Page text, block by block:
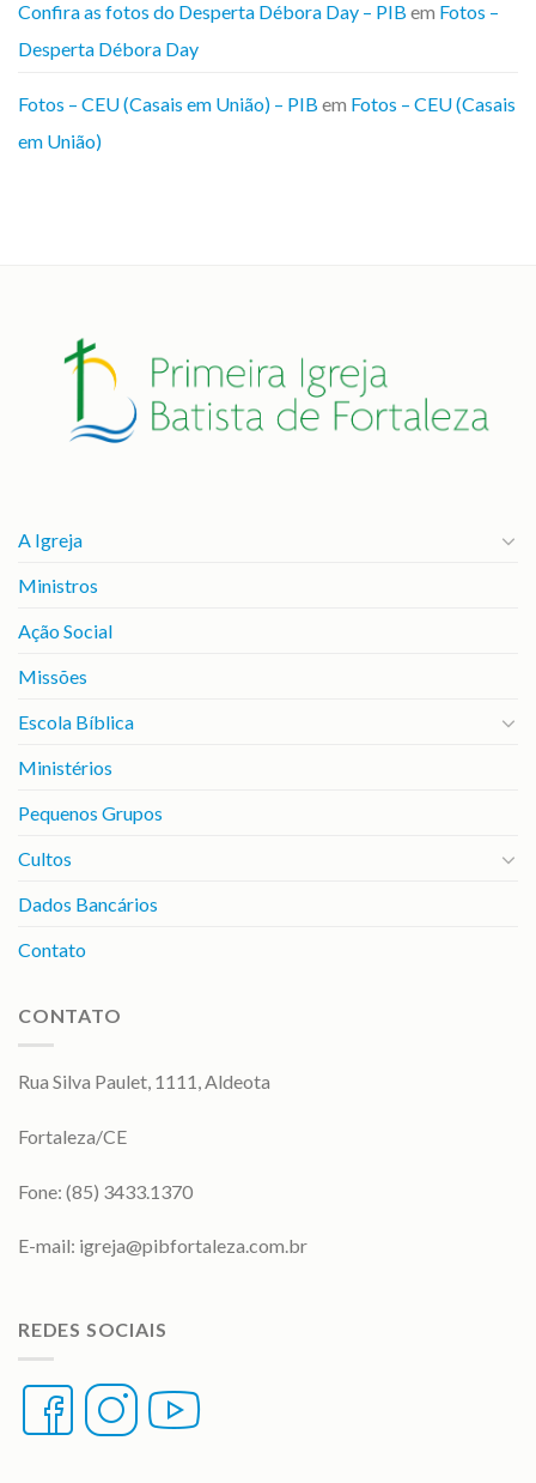
Confira as fotos do Desperta Débora Day – PIB em Fotos –
Desperta Débora Day
Fotos – CEU (Casais em União) – PIB em Fotos – CEU (Casais
em União)
A Igreja
Ministros
Ação Social
Missões
Escola Bíblica
Ministérios
Pequenos Grupos
Cultos
Dados Bancários
Contato
CONTATO
Rua Silva Paulet, 1111, Aldeota
Fortaleza/CE
Fone: (85) 3433.1370
E-mail: igreja@pibfortaleza.com.br
REDES SOCIAIS